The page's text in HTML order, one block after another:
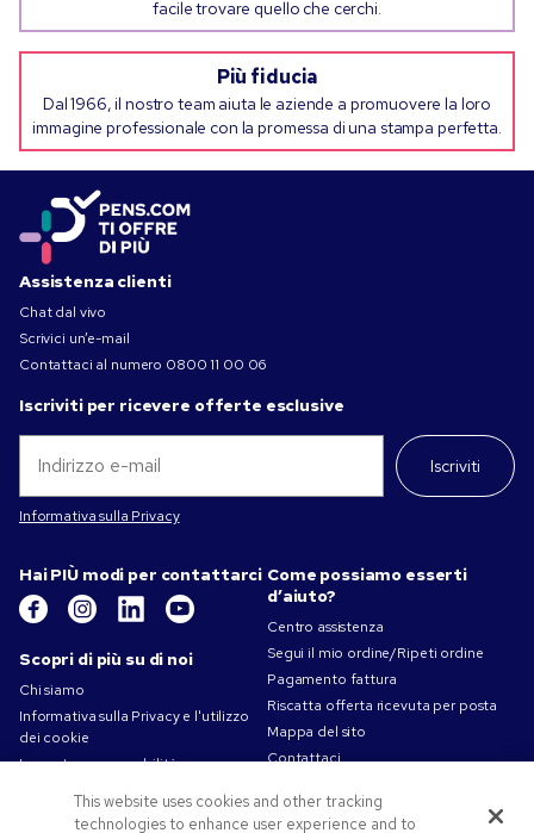
facile trovare quello che cerchi.
Più fiducia
Dal 1966, il nostro team aiuta le aziende a promuovere la loro
immagine professionale con la promessa di una stampa perfetta.
Assistenza clienti
Chat dal vivo
Scrivici un’e-mail
Contattaci al numero 0800 11 00 06
Iscriviti per ricevere offerte esclusive
Iscriviti
Informativa sulla Privacy
Hai PIÙ modi per contattarci
Scopri di più su di noi
Chi siamo
Informativa sulla Privacy e l'utilizzo
dei cookie
La nostra responsabilità
Termini d'uso
Condizioni di vendita
Come possiamo esserti
d’aiuto?
Centro assistenza
Segui il mio ordine/Ripeti ordine
Pagamento fattura
Riscatta offerta ricevuta per posta
Mappa del sito
Contattaci
This website uses cookies and other tracking
technologies to enhance user experience and to